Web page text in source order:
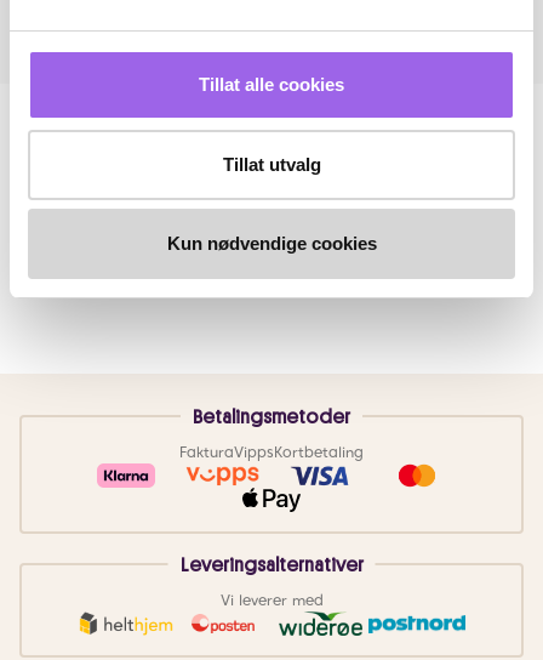
Tillat alle cookies
Tillat utvalg
Kun nødvendige cookies
Betalingsmetoder
FakturaVippsKortbetaling
Leveringsalternativer
Vi leverer med